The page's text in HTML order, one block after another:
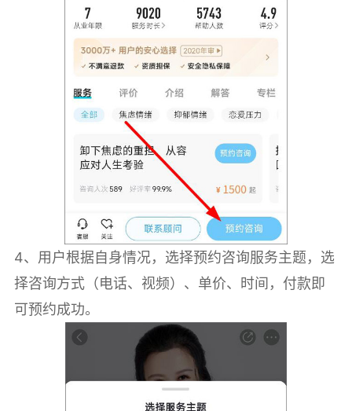
4、用户根据自身情况，选择预约咨询服务主题，选
择咨询方式（电话、视频）、单价、时间，付款即
可预约成功。